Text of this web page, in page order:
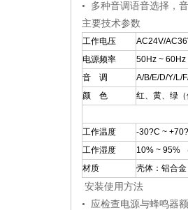
• 多种音调语音选择，
主要技术参数
工作电压
AC24V/
电源频率
50Hz ~ 60Hz
音 调
A/B/E/D/Y/L/
颜 色
红、黄、绿
工作温度
-30?C ~
工作湿度
10% ~ 95%
材质
壳体：铝合
安装使用方法
• 应检查电源与蜂鸣器